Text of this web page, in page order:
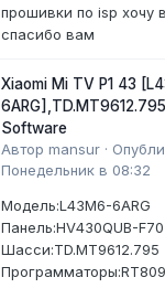
прошивки по isp хочу
спасибо вам
Xiaomi Mi TV P1 43
Software
Авторmansur ·
Понедельник в 08:32
Модель:L43M6-6ARG
Панель:HV430QUB-F70
Шасси:TD.MT9612.795